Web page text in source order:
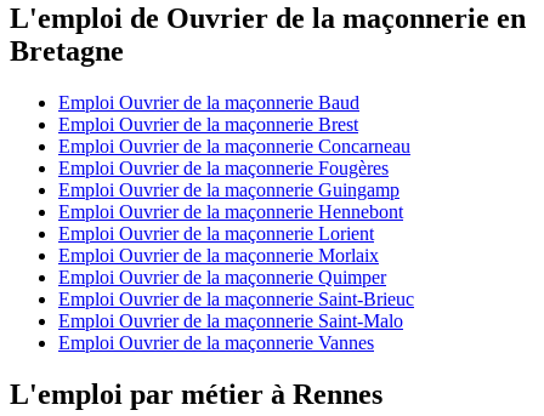
L'emploi de Ouvrier de la maçonnerie en
Bretagne
Emploi Ouvrier de la maçonnerie Baud
Emploi Ouvrier de la maçonnerie Brest
Emploi Ouvrier de la maçonnerie Concarneau
Emploi Ouvrier de la maçonnerie Fougères
Emploi Ouvrier de la maçonnerie Guingamp
Emploi Ouvrier de la maçonnerie Hennebont
Emploi Ouvrier de la maçonnerie Lorient
Emploi Ouvrier de la maçonnerie Morlaix
Emploi Ouvrier de la maçonnerie Quimper
Emploi Ouvrier de la maçonnerie Saint-Brieuc
Emploi Ouvrier de la maçonnerie Saint-Malo
Emploi Ouvrier de la maçonnerie Vannes
L'emploi par métier à Rennes